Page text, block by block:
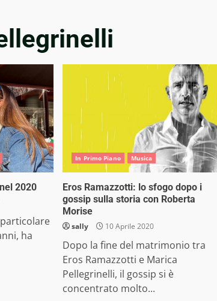
2020
ha
In Primo Piano Musica
Eros Ramazzotti: lo sfogo dopo i
gossip sulla storia con Roberta
Morise
sally 10 Aprile 2020
Dopo la fine del matrimonio tra
Eros Ramazzotti e Marica
Pellegrinelli, il gossip si è
concentrato molto...